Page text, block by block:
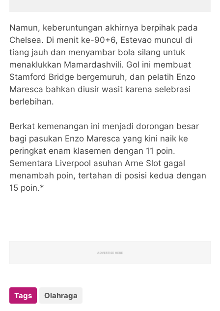
Namun, keberuntungan akhirnya berpihak pada
Chelsea. Di menit ke-90+6, Estevao muncul di
tiang jauh dan menyambar bola silang untuk
menaklukkan Mamardashvili. Gol ini membuat
Stamford Bridge bergemuruh, dan pelatih Enzo
Maresca bahkan diusir wasit karena selebrasi
berlebihan.
Berkat kemenangan ini menjadi dorongan besar
bagi pasukan Enzo Maresca yang kini naik ke
peringkat enam klasemen dengan 11 poin.
Sementara Liverpool asuhan Arne Slot gagal
menambah poin, tertahan di posisi kedua dengan
15 poin.*
Tags Olahraga